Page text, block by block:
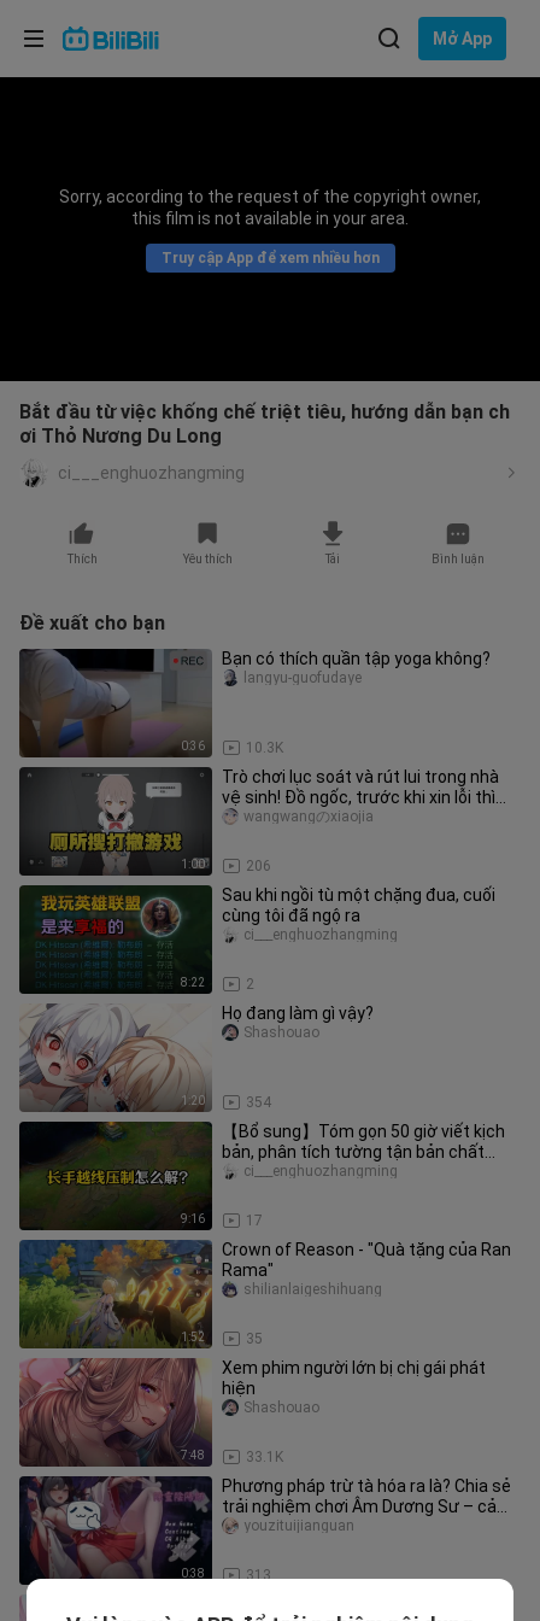
Mở App
Sorry, according to the request of the copyright owner,
this film is not available in your area.
Truy cập App để xem nhiều hơn
Bắt đầu từ việc khống chế triệt tiêu, hướng dẫn bạn ch
ơi Thỏ Nương Du Long
ci___enghuozhangming
Thích Yêu thích Tải Bình luận
Đề xuất cho bạn
0:36
Bạn có thích quần tập yoga không?
10.3K
langyu-guofudaye
1:00
Trò chơi lục soát và rút lui trong nhà
vệ sinh! Đồ ngốc, trước khi xin lỗi thì
hãy ra ngoài đã! Tấn
206
wangwangのxiaojia
8:22
Sau khi ngồi tù một chặng đua, cuối
cùng tôi đã ngộ ra
2
ci___enghuozhangming
1:20
Họ đang làm gì vậy?
354
Shashouao
9:16
【Bổ sung】Tóm gọn 50 giờ viết kịch
bản, phân tích tường tận bản chất
đường lính trong 9 phút
17
ci___enghuozhangming
1:52
Crown of Reason - "Quà tặng của Ran
Rama"
35
shilianlaigeshihuang
7:48
Xem phim người lớn bị chị gái phát
hiện
33.1K
Shashouao
0:38
Phương pháp trừ tà hóa ra là? Chia sẻ
trải nghiệm chơi Âm Dương Sư – cả
trên điện thoại lẫn máy tính
313
youzituijianguan
Lựa chọn ngôn ngữ
Bahasa Indonesia